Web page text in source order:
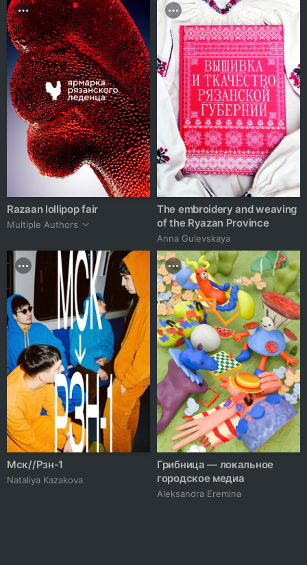
Razaan lollipop fair
Multiple Authors
The embroidery and weaving
of the Ryazan Province
Anna Gulevskaya
Мск//Рзн-1
Nataliya Kazakova
Грибница — локальное
городское медиа
Aleksandra Eremina